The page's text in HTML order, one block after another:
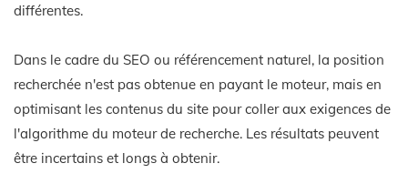
différentes.
Dans le cadre du SEO ou référencement naturel, la position
recherchée n'est pas obtenue en payant le moteur, mais en
optimisant les contenus du site pour coller aux exigences de
l'algorithme du moteur de recherche. Les résultats peuvent
être incertains et longs à obtenir.